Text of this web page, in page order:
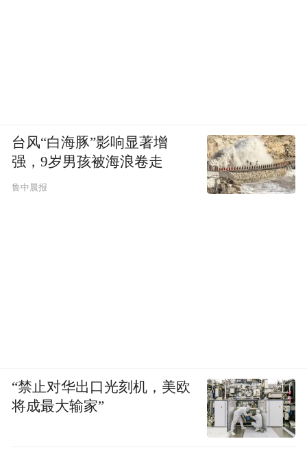
台风“白海豚”影响显著增
强，9岁男孩被海浪卷走
鲁中晨报
“禁止对华出口光刻机，美欧
将成最大输家”